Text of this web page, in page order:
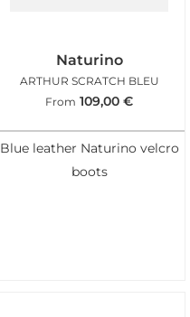
Naturino
ARTHUR SCRATCH BLEU
From 109,00 €
Blue leather Naturino velcro
boots